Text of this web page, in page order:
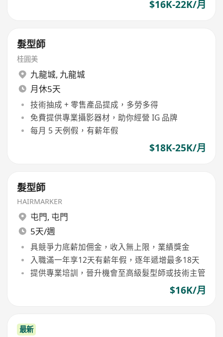
$16K-22K/月
髮型師
桂圓美
九龍城, 九龍城
月休5天
技術抽成 + 零售產品提成，多勞多得
免費提供專業攝影器材，助你經營 IG 品牌
每月 5 天例假，有薪年假
$18K-25K/月
髮型師
HAIRMARKER
屯門, 屯門
5天/週
具競爭力底薪加佣金，收入無上限，業績獎金
入職滿一年享12天有薪年假，逐年遞增最多18天
提供專業培訓，晉升機會至高級髮型師或技術主管
$16K/月
最新